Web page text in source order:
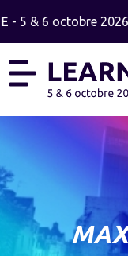
- 5 & 6 octobre 2026